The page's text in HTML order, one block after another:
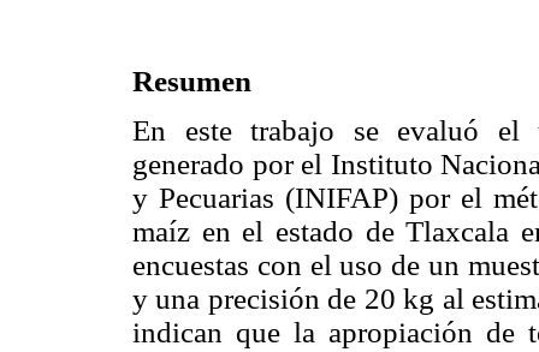
Resumen
En este trabajo se evaluó el
generado por el Instituto
y Pecuarias (INIFAP) por el
maíz en el estado de Tlaxcala
encuestas con el uso de un
y una precisión de 20 kg al
indican que la apropiación de